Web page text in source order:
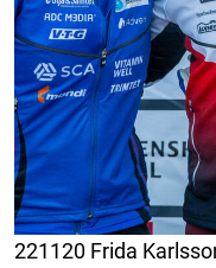
221120 Frida